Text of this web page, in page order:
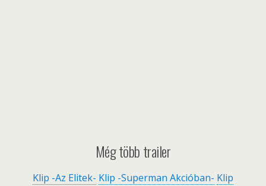
Még több trailer
Klip -Az Elitek- Klip -Superman Akcióban- Klip